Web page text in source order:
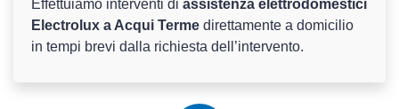
Effettuiamo interventi di assistenza elettrodomestici
Electrolux a Acqui Terme direttamente a domicilio
in tempi brevi dalla richiesta dell’intervento.